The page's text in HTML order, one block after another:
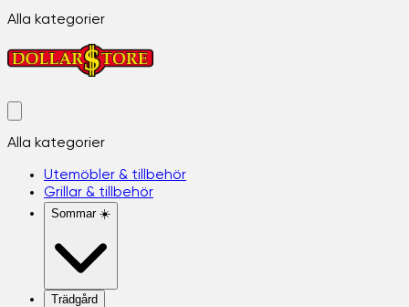
Alla kategorier
Alla kategorier
Utemöbler & tillbehör
Grillar & tillbehör
Sommar ☀️
Trädgård